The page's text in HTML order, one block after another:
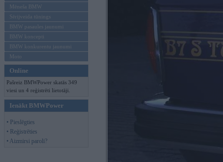
Mēneša BMW
Sērijveida tūnings
BMW pasaules jaunumi
BMW koncepti
BMW konkurentu jaunumi
Moto
Online
Pašreiz BMWPower skatās 349
viesi un 4 reģistrēti lietotāji.
Ienākt BMWPower
• Pieslēgties
• Reģistrēties
• Aizmirsi paroli?